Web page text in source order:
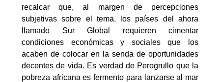
recalcar que, al margen de percepciones
subjetivas sobre el tema, los países del ahora
llamado Sur Global requieren cimentar
condiciones económicas y sociales que los
acaben de colocar en la senda de oportunidades
decentes de vida. Es verdad de Perogrullo que la
pobreza africana es fermento para lanzarse al mar